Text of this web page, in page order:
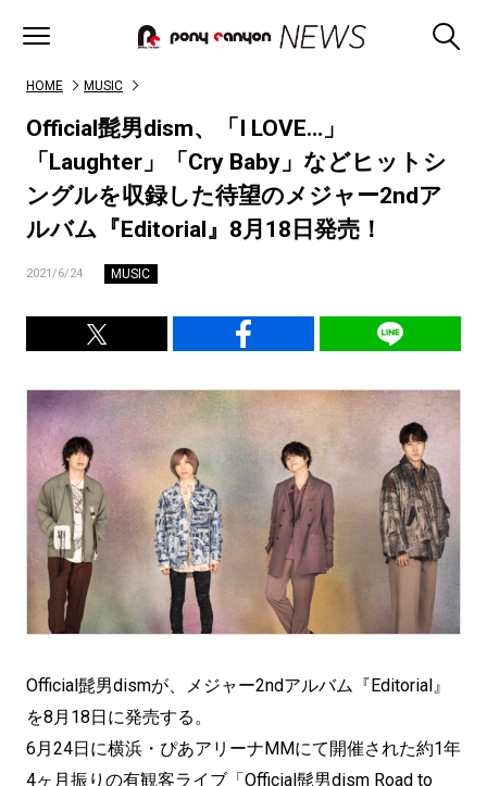
HOME MUSIC
Official髭男dism、「I LOVE…」
「Laughter」「Cry Baby」などヒットシ
ングルを収録した待望のメジャー2ndア
ルバム『Editorial』8月18日発売！
2021/6/24 MUSIC
Official髭男dismが、メジャー2ndアルバム『Editorial』
を8月18日に発売する。
6月24日に横浜・ぴあアリーナMMにて開催された約1年
4ヶ月振りの有観客ライブ「Official髭男dism Road to